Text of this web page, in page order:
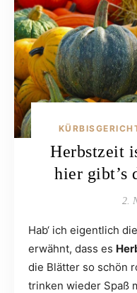
Herbstzeit
hier gibt’s
2.
Hab‘ ich eigentlich
erwähnt, dass es
die Blätter so schön
trinken wieder Spaß